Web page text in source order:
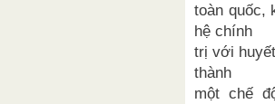
toàn quốc,
hệ chính
trị với
thành
một chế